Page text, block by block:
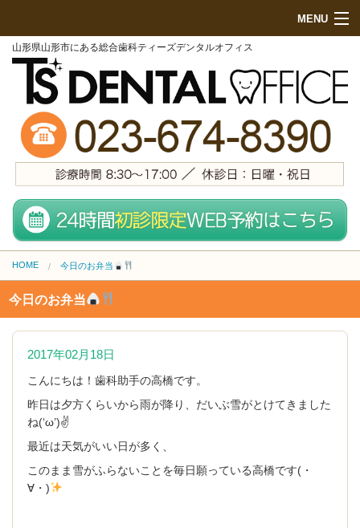
MENU
HOME
初めての方へ
院内紹介
診療項目
地図・来院方法
スタッフ紹介
無料メール相談
施設基準
求人内容
PCサイト トップページ
山形県山形市にある総合歯科ティーズデンタルオフィス
HOME 今日のお弁当
今日のお弁当
2017年02月18日
こんにちは！歯科助手の高橋です。
昨日は夕方くらいから雨が降り、だいぶ雪がとけてきました
ね(‘ω’)✌
最近は天気がいい日が多く、
このまま雪がふらないことを毎日願っている高橋です(・
∀・)